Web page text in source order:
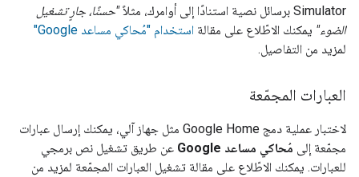
Simulator برسائل نصية استنادًا إلى أوامرك، مثلاً"حسنًا، جارٍ تشغيل
الضوء" يمكنك الاطّلاع على مقالة استخدام "مُحاكي مساعد Google"
لمزيد من التفاصيل.
العبارات المجمّعة
لاختبار عملية دمج Google Home مثل جهاز آلي، يمكنك إرسال عبارات
مجمّعة إلى مُحاكي مساعد Google
عن طريق تشغيل نص برمجي
للعبارات. يمكنك الاطّلاع على مقالة تشغيل العبارات المجمّعة لمزيد من